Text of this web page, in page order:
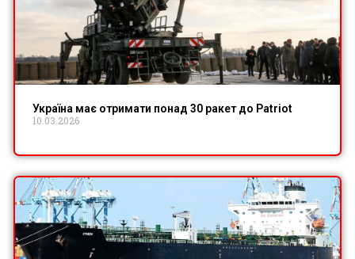
Україна має отримати понад 30 ракет до Patriot
10.03.2026